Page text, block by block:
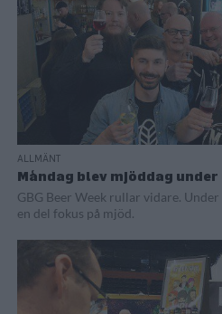
ALLMÄNT
Måndag blev mjöddag under
GBG Beer Week rullar vidare.
en del fokus på mjöd.